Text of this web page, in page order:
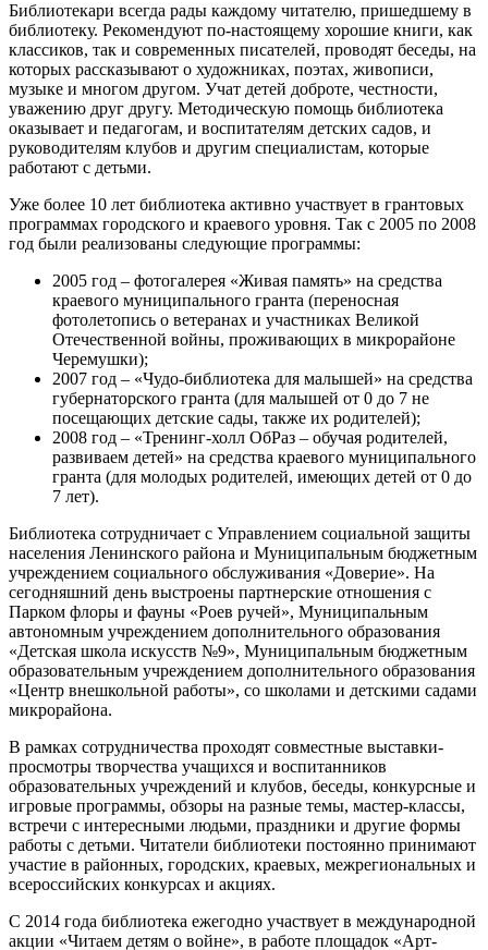
Библиотекари всегда рады каждому читателю, пришедшему в
библиотеку. Рекомендуют по-настоящему хорошие книги, как
классиков, так и современных писателей, проводят беседы, на
которых рассказывают о художниках, поэтах, живописи,
музыке и многом другом. Учат детей доброте, честности,
уважению друг другу. Методическую помощь библиотека
оказывает и педагогам, и воспитателям детских садов, и
руководителям клубов и другим специалистам, которые
работают с детьми.
Уже более 10 лет библиотека активно участвует в грантовых
программах городского и краевого уровня. Так с 2005 по 2008
год были реализованы следующие программы:
2005 год – фотогалерея «Живая память» на средства
краевого муниципального гранта (переносная
фотолетопись о ветеранах и участниках Великой
Отечественной войны, проживающих в микрорайоне
Черемушки);
2007 год – «Чудо-библиотека для малышей» на средства
губернаторского гранта (для малышей от 0 до 7 не
посещающих детские сады, также их родителей);
2008 год – «Тренинг-холл ОбРаз – обучая родителей,
развиваем детей» на средства краевого муниципального
гранта (для молодых родителей, имеющих детей от 0 до
7 лет).
Библиотека сотрудничает с Управлением социальной защиты
населения Ленинского района и Муниципальным бюджетным
учреждением социального обслуживания «Доверие». На
сегодняшний день выстроены партнерские отношения с
Парком флоры и фауны «Роев ручей», Муниципальным
автономным учреждением дополнительного образования
«Детская школа искусств №9», Муниципальным бюджетным
образовательным учреждением дополнительного образования
«Центр внешкольной работы», со школами и детскими садами
микрорайона.
В рамках сотрудничества проходят совместные выставки-
просмотры творчества учащихся и воспитанников
образовательных учреждений и клубов, беседы, конкурсные и
игровые программы, обзоры на разные темы, мастер-классы,
встречи с интересными людьми, праздники и другие формы
работы с детьми. Читатели библиотеки постоянно принимают
участие в районных, городских, краевых, межрегиональных и
всероссийских конкурсах и акциях.
С 2014 года библиотека ежегодно участвует в международной
акции «Читаем детям о войне», в работе площадок «Арт-